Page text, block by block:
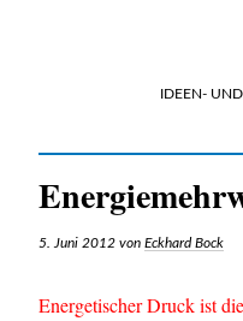
IDEEN-
5. Juni 2012 von Eckhard Bock
Energetischer Druck ist